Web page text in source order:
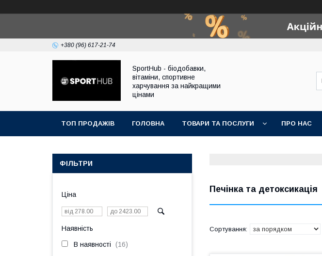
+380 (96) 617-21-74
SportHub - біодобавки,
вітаміни, спортивне
харчування за найкращими
цінами
ТОП ПРОДАЖІВ ГОЛОВНА ТОВАРИ ТА ПОСЛУГИ ПРО НАС
Печінка та детоксикація
ФІЛЬТРИ
Ціна
Наявність
В наявності 16